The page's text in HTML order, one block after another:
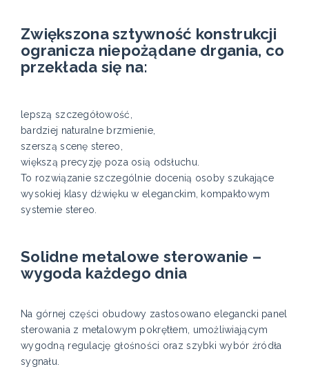
Zwiększona sztywność konstrukcji
ogranicza niepożądane drgania, co
przekłada się na:
lepszą szczegółowość,
bardziej naturalne brzmienie,
szerszą scenę stereo,
większą precyzję poza osią odsłuchu.
To rozwiązanie szczególnie docenią osoby szukające
wysokiej klasy dźwięku w eleganckim, kompaktowym
systemie stereo.
Solidne metalowe sterowanie –
wygoda każdego dnia
Na górnej części obudowy zastosowano elegancki panel
sterowania z metalowym pokrętłem, umożliwiającym
wygodną regulację głośności oraz szybki wybór źródła
sygnału.